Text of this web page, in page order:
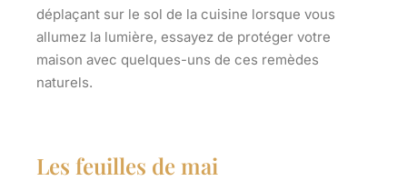
déplaçant sur le sol de la cuisine lorsque vous
allumez la lumière, essayez de protéger votre
maison avec quelques-uns de ces remèdes
naturels.
Les feuilles de mai